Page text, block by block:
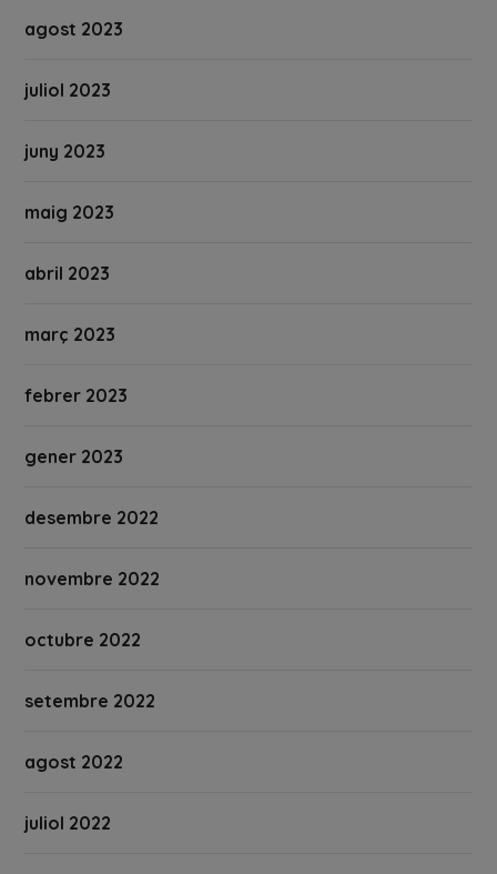
agost 2023
juliol 2023
juny 2023
maig 2023
abril 2023
març 2023
febrer 2023
gener 2023
desembre 2022
novembre 2022
octubre 2022
setembre 2022
agost 2022
juliol 2022